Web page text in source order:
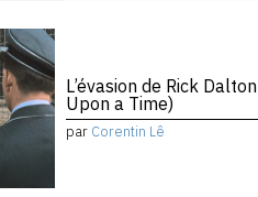
L’évasion de Rick
Upon a Time)
par Corentin Lê